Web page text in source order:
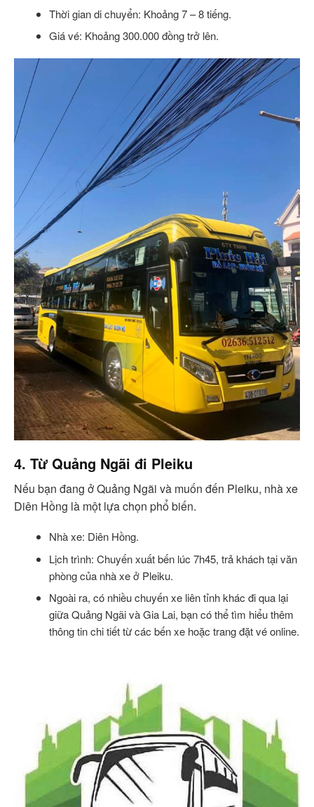
Thời gian di chuyển: Khoảng 7 – 8 tiếng.
Giá vé: Khoảng 300.000 đồng trở lên.
4. Từ Quảng Ngãi đi Pleiku
Nếu bạn đang ở Quảng Ngãi và muốn đến Pleiku, nhà xe
Diên Hồng là một lựa chọn phổ biến.
Nhà xe: Diên Hồng.
Lịch trình: Chuyến xuất bến lúc 7h45, trả khách tại văn
phòng của nhà xe ở Pleiku.
Ngoài ra, có nhiều chuyến xe liên tỉnh khác đi qua lại
giữa Quảng Ngãi và Gia Lai, bạn có thể tìm hiểu thêm
thông tin chi tiết từ các bến xe hoặc trang đặt vé online.